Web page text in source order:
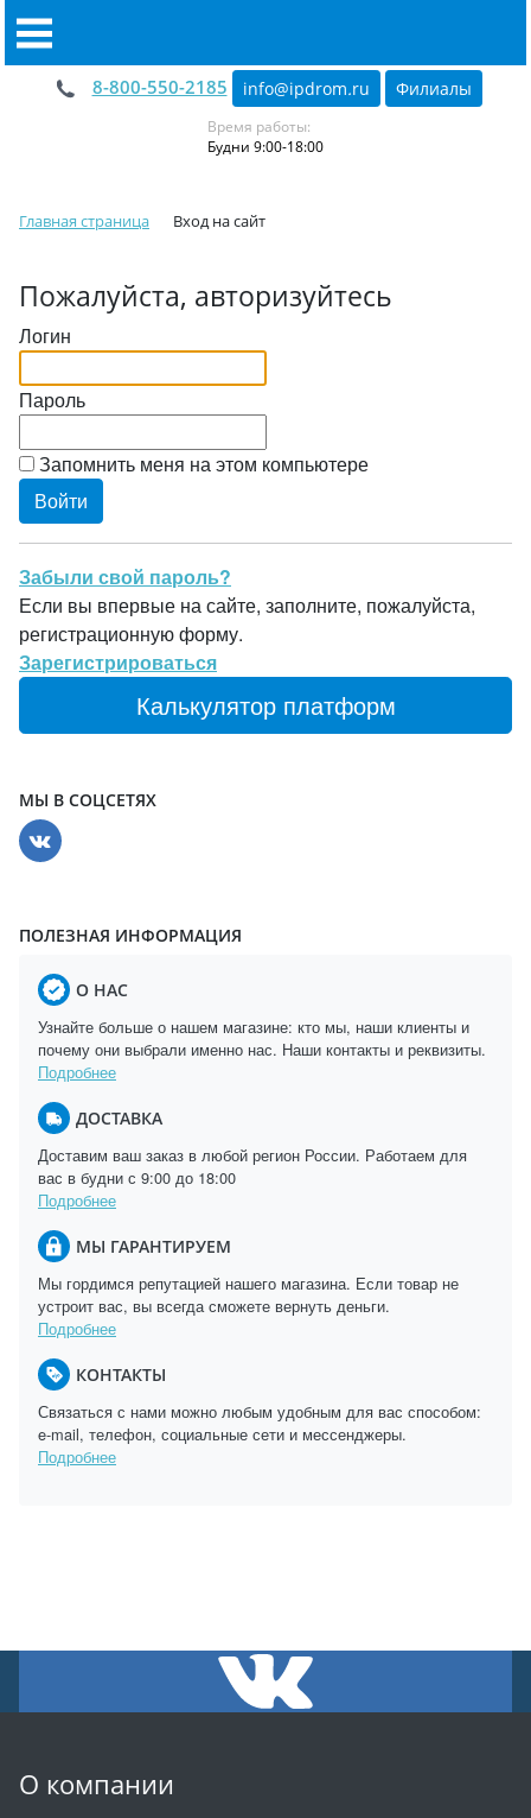
8-800-550-2185 info@ipdrom.ru Филиалы
Время работы:
Будни 9:00-18:00
Главная страница Вход на сайт
Пожалуйста, авторизуйтесь
Логин
Пароль
Запомнить меня на этом компьютере
Забыли свой пароль?
Если вы впервые на сайте, заполните, пожалуйста,
регистрационную форму.
Зарегистрироваться
Калькулятор платформ
МЫ В СОЦСЕТЯХ
ПОЛЕЗНАЯ ИНФОРМАЦИЯ
О НАС
Узнайте больше о нашем магазине: кто мы, наши клиенты и
почему они выбрали именно нас. Наши контакты и реквизиты.
Подробнее
ДОСТАВКА
Доставим ваш заказ в любой регион России. Работаем для
вас в будни с 9:00 до 18:00
Подробнее
МЫ ГАРАНТИРУЕМ
Мы гордимся репутацией нашего магазина. Если товар не
устроит вас, вы всегда сможете вернуть деньги.
Подробнее
КОНТАКТЫ
Связаться с нами можно любым удобным для вас способом:
e-mail, телефон, социальные сети и мессенджеры.
Подробнее
О компании